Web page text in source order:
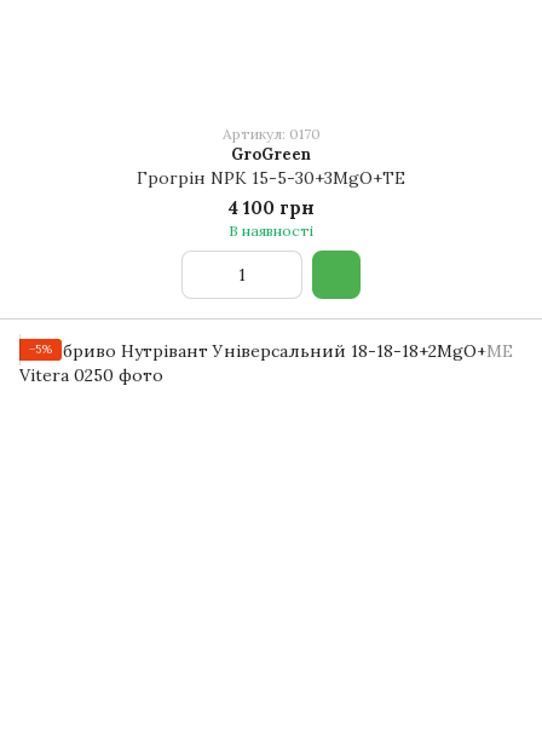
Артикул: 0170
GroGreen
Грогрін NPK 15-5-30+3MgO+TE
4 100 грн
В наявності
−5%